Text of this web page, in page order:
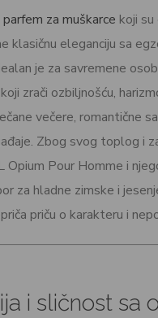
parfem za muškarce koji
klasičnu eleganciju sa
je za savremene
zrači ozbiljnošću,
večere, romantične
Zbog svog toplog i
Opium Pour Homme i
za hladne zimske i
priču o karakteru i
i sličnost sa